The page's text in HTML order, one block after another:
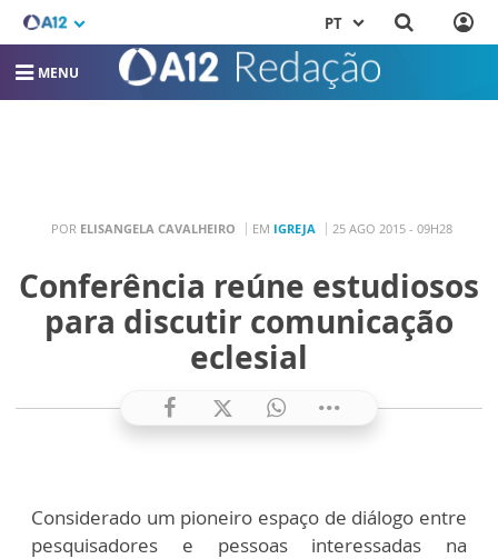
PT
MENU
POR ELISANGELA CAVALHEIRO EM IGREJA 25 AGO 2015 - 09H28
Conferência reúne estudiosos
para discutir comunicação
eclesial
Considerado um pioneiro espaço de diálogo entre
pesquisadores e pessoas interessadas na